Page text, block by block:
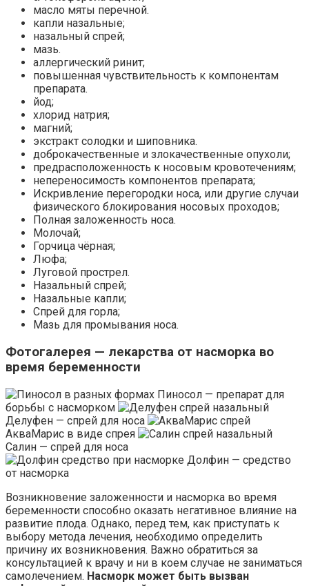
масло мяты перечной.
капли назальные;
назальный спрей;
мазь.
аллергический ринит;
повышенная чувствительность к компонентам
препарата.
йод;
хлорид натрия;
магний;
экстракт солодки и шиповника.
доброкачественные и злокачественные опухоли;
предрасположенность к носовым кровотечениям;
непереносимость компонентов препарата;
Искривление перегородки носа, или другие случаи
физического блокирования носовых проходов;
Полная заложенность носа.
Молочай;
Горчица чёрная;
Люфа;
Луговой прострел.
Назальный спрей;
Назальные капли;
Спрей для горла;
Мазь для промывания носа.
Фотогалерея — лекарства от насморка во
время беременности
Пиносол — препарат для
борьбы с насморком
Делуфен — спрей для носа
АкваМарис в виде спрея
Салин — спрей для носа
Долфин — средство
от насморка
Возникновение заложенности и насморка во время
беременности способно оказать негативное влияние на
развитие плода. Однако, перед тем, как приступать к
выбору метода лечения, необходимо определить
причину их возникновения. Важно обратиться за
консультацией к врачу и ни в коем случае не заниматься
самолечением. Насморк может быть вызван